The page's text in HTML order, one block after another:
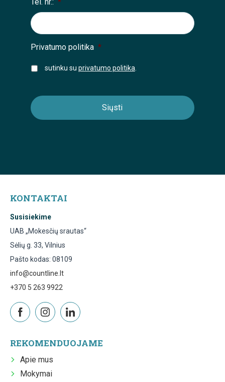
Privatumo politika *
sutinku su privatumo politika
KONTAKTAI
Susisiekime
UAB „Mokesčių srautas“
Sėlių g. 33, Vilnius
Pašto kodas: 08109
info@countline.lt
+370 5 263 9922
REKOMENDUOJAME
Apie mus
Mokymai